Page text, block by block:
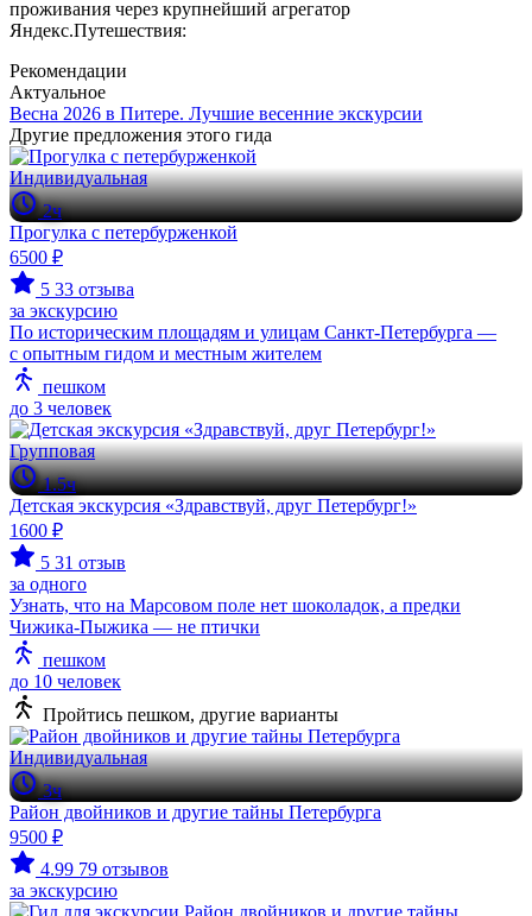
проживания через крупнейший агрегатор
Яндекс.Путешествия:
Рекомендации
Актуальное
Весна 2026 в Питере. Лучшие весенние экскурсии
Другие предложения этого гида
Индивидуальная
2ч
Прогулка с петербурженкой
6500 ₽
5 33 отзыва
за экскурсию
По историческим площадям и улицам Санкт-Петербурга —
с опытным гидом и местным жителем
пешком
до 3 человек
Групповая
1.5ч
Детская экскурсия «Здравствуй, друг Петербург!»
1600 ₽
5 31 отзыв
за одного
Узнать, что на Марсовом поле нет шоколадок, а предки
Чижика-Пыжика — не птички
пешком
до 10 человек
Пройтись пешком, другие варианты
Индивидуальная
3ч
Район двойников и другие тайны Петербурга
9500 ₽
4.99 79 отзывов
за экскурсию